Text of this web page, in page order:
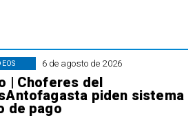
6 de agosto de 2026
| Choferes del
piden sistema
de pago